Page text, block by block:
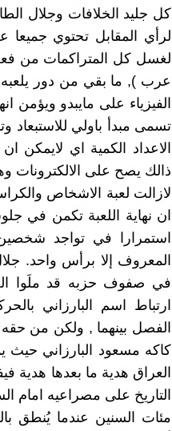
كل جليد الخلافات وجلال
لرأي المقابل تحتوي
لغسل كل المتراكمات من
عرب ), ما بقي من دور
الفيزياء على مايبدو ويؤمن
تسمى مبدأ باولي للاستبعاد
الاعداد الكمية اي
ذالك يصح على الالكترونات
لازالت لعبة الاشخاص
ان نهاية اللعبة تكمن في
استمرارا في تواجد
المعروف إلا برأس واحد.
في صفوف حزبه قد ملَوا
ارتباط اسم البارزاني
الفصل بينهما , ولكن من
كاكه مسعود البارزاني حيث
العراق هدية ما بعدها
التاريخ على مصراعيه امام
مئات السنين عندما يُنطق